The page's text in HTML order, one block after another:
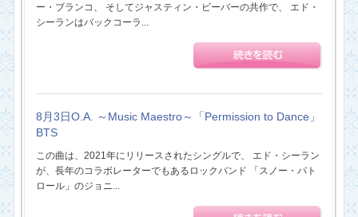
ー・ブランコ、 そしてジャスティン・ビーバーの共作で、 エド・
シーランはバックコーラ...
8月3日O.A. ～Music Maestro～「Permission to Dance」
BTS
この曲は、2021年にリリースされたシングルで、 エド・シーラン
が、長年のコラボレーターでもあるロックバンド 「スノー・パト
ロール」のジョニ...